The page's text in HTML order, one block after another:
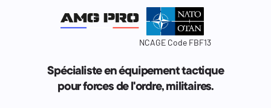
NCAGE Code FBF13
Spécialiste en équipement tactique
pour forces de l'ordre, militaires.